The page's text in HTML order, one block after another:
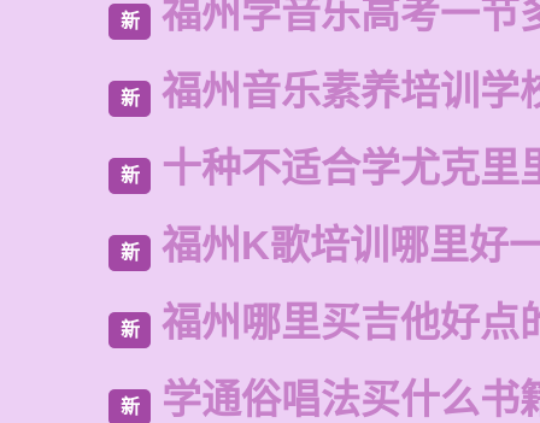
新 福州学音乐高考一节
新 福州音乐素养培训学
新 十种不适合学尤克里
新 福州K歌培训哪里好
新 福州哪里买吉他好点
新 学通俗唱法买什么书